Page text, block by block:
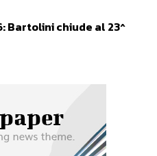
Bartolini chiude al 23^